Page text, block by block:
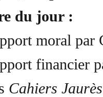
du jour :
moral par
financier
Cahiers